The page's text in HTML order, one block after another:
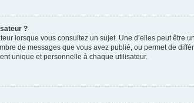
?
lorsque vous consultez un sujet. Une d’elles peut
de messages que vous avez publié, ou permet de
unique et personnelle à chaque utilisateur.